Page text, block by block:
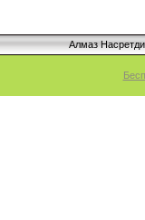
Алмаз